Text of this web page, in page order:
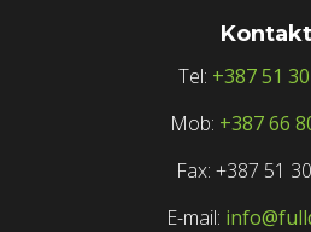
Tel: +387 51
Mob: +387 66
Fax: +387 51
E-mail: